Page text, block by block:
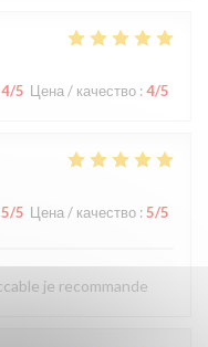
4/5 Цена / качество : 4/5
5/5 Цена / качество : 5/5
je recommande